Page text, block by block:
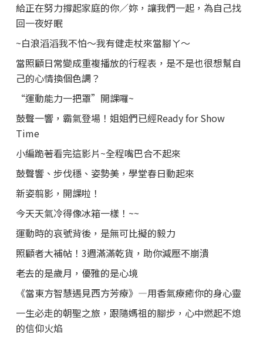
給正在努力撐起家庭的你／妳，讓我們一起，為自己找
回一夜好眠
~白浪滔滔我不怕～我有健走杖來當腳ㄚ～
當照顧日常變成重複播放的行程表，是不是也很想幫自
己的心情換個色調？
“運動能力一把罩”開課囉~
鼓聲一響，霸氣登場！姐姐們已經Ready for Show
Time
小編跪著看完這影片~全程嘴巴合不起來
鼓聲響、步伐穩、姿勢美，學堂春日動起來
新姿翦影，開課啦！
今天天氣冷得像冰箱一樣！~~
運動時的哀號背後，是無可比擬的毅力
照顧者大補帖！3週滿滿乾貨，助你減壓不崩潰
老去的是歲月，優雅的是心境
《當東方智慧遇見西方芳療》—用香氣療癒你的身心靈
一生必走的朝聖之旅，跟隨媽祖的腳步，心中燃起不熄
的信仰火焰